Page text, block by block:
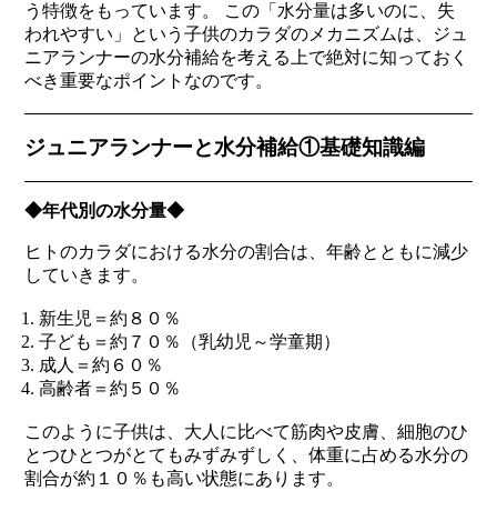
う特徴をもっています。 この「水分量は多いのに、失
われやすい」という子供のカラダのメカニズムは、ジュ
ニアランナーの水分補給を考える上で絶対に知っておく
べき重要なポイントなのです。
ジュニアランナーと水分補給①基礎知識編
◆年代別の水分量◆
ヒトのカラダにおける水分の割合は、年齢とともに減少
していきます。
新生児＝約８０％
子ども＝約７０％（乳幼児～学童期）
成人＝約６０％
高齢者＝約５０％
このように子供は、大人に比べて筋肉や皮膚、細胞のひ
とつひとつがとてもみずみずしく、体重に占める水分の
割合が約１０％も高い状態にあります。